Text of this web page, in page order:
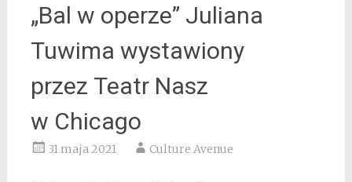
„Bal w operze” Juliana
Tuwima wystawiony
przez Teatr Nasz
w Chicago
31 maja 2021 Culture Avenue